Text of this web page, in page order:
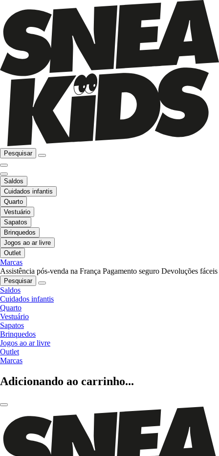
Pesquisar
Saldos
Cuidados infantis
Quarto
Vestuário
Sapatos
Brinquedos
Jogos ao ar livre
Outlet
Marcas
Assistência pós-venda na França Pagamento seguro Devoluções fáceis
Pesquisar
Saldos
Cuidados infantis
Quarto
Vestuário
Sapatos
Brinquedos
Jogos ao ar livre
Outlet
Marcas
Adicionando ao carrinho...